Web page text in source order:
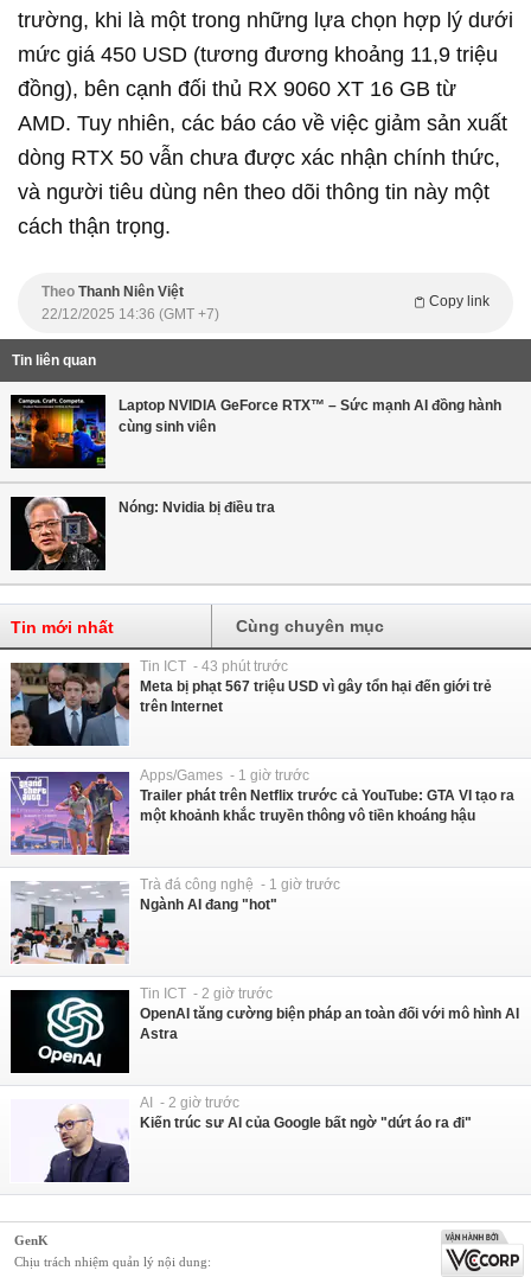
trường, khi là một trong những lựa chọn hợp lý dưới
mức giá 450 USD (tương đương khoảng 11,9 triệu
đồng), bên cạnh đối thủ RX 9060 XT 16 GB từ
AMD. Tuy nhiên, các báo cáo về việc giảm sản xuất
dòng RTX 50 vẫn chưa được xác nhận chính thức,
và người tiêu dùng nên theo dõi thông tin này một
cách thận trọng.
Theo Thanh Niên Việt
Copy link
22/12/2025 14:36 (GMT +7)
Tin liên quan
Laptop NVIDIA GeForce RTX™ – Sức mạnh AI đồng hành
cùng sinh viên
Nóng: Nvidia bị điều tra
Tin mới nhất Cùng chuyên mục
Tin ICT - 43 phút trước
Meta bị phạt 567 triệu USD vì gây tổn hại đến giới trẻ
trên Internet
Apps/Games - 1 giờ trước
Trailer phát trên Netflix trước cả YouTube: GTA VI tạo ra
một khoảnh khắc truyền thông vô tiền khoáng hậu
Trà đá công nghệ - 1 giờ trước
Ngành AI đang "hot"
Tin ICT - 2 giờ trước
OpenAI tăng cường biện pháp an toàn đối với mô hình AI
Astra
AI - 2 giờ trước
Kiến trúc sư AI của Google bất ngờ "dứt áo ra đi"
GenK
Chịu trách nhiệm quản lý nội dung: